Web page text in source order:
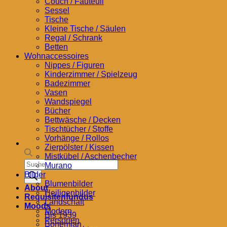
Products
search
About
Requisitenfundus
Moods
Bis 1939
Bohemian
Sessel
Tische
Kleine Tische / Säulen
Regal / Schrank
Betten
Wohnaccessoires
Nippes / Figuren
Kinderzimmer / Spielzeug
Badezimmer
Vasen
Wandspiegel
Bücher
Bettwäsche / Decken
Tischtücher / Stoffe
Vorhänge / Rollos
Zierpölster / Kissen
Mistkübel / Aschenbecher
Murano
Bilder
Blumenbilder
Heiligenbilder
Landschaft
Modern
Personen